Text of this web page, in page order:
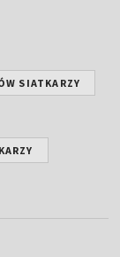
SIATKARZY